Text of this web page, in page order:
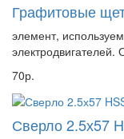
Графитовые
элемент,
70р.
Сверло 2.5х57